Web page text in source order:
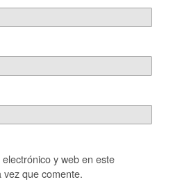
y web en este
que comente.